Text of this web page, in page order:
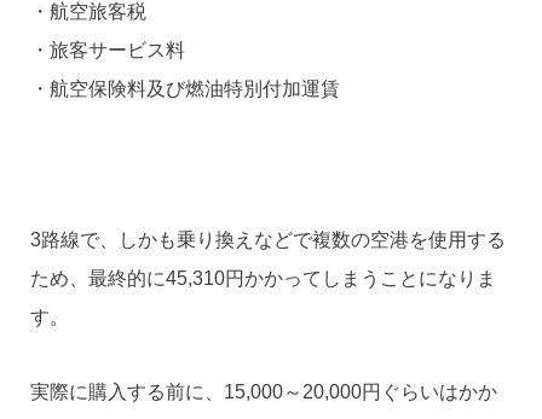
・航空旅客税
・旅客サービス料
・航空保険料及び燃油特別付加運賃
3路線で、しかも乗り換えなどで複数の空港を使用する
ため、最終的に45,310円かかってしまうことになりま
す。
実際に購入する前に、15,000～20,000円ぐらいはかか